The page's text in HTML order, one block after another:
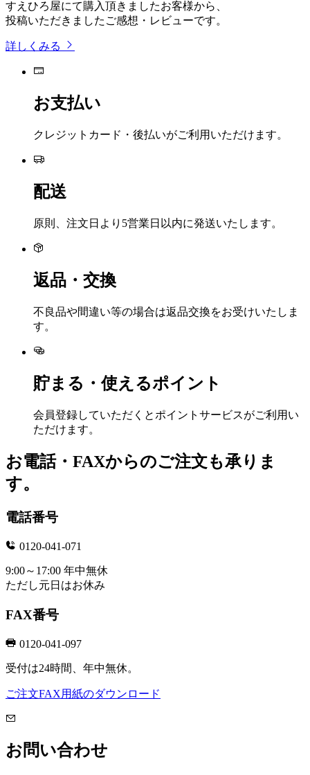
すえひろ屋にて購入頂きましたお客様から、
投稿いただきましたご感想・レビューです。
詳しくみる
お支払い
クレジットカード・後払いがご利用いただけます。
配送
原則、注文日より5営業日以内に発送いたします。
返品・交換
不良品や間違い等の場合は返品交換をお受けいたしま
す。
貯まる・使えるポイント
会員登録していただくとポイントサービスがご利用い
ただけます。
お電話・FAXからのご注文も承りま
す。
電話番号
0120-041-071
9:00～17:00 年中無休
ただし元日はお休み
FAX番号
0120-041-097
受付は24時間、年中無休。
ご注文FAX用紙のダウンロード
お問い合わせ